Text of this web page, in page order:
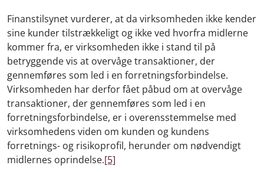
Finanstilsynet vurderer, at da virksomheden ikke kender
sine kunder tilstrækkeligt og ikke ved hvorfra midlerne
kommer fra, er virksomheden ikke i stand til på
betryggende vis at overvåge transaktioner, der
gennemføres som led i en forretningsforbindelse.
Virksomheden har derfor fået påbud om at overvåge
transaktioner, der gennemføres som led i en
forretningsforbindelse, er i overensstemmelse med
virksomhedens viden om kunden og kundens
forretnings- og risikoprofil, herunder om nødvendigt
midlernes oprindelse.[5]